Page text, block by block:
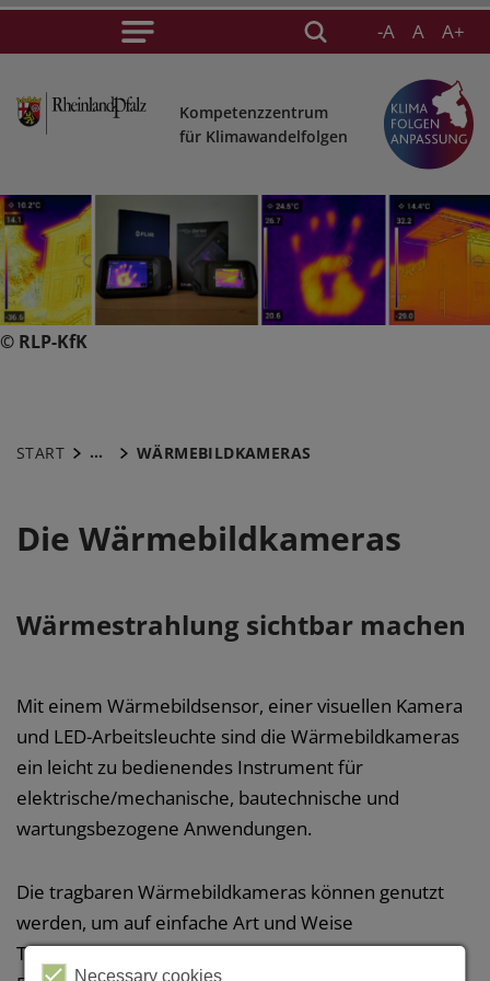
-A A A+
Kompetenzzentrum
für Klimawandelfolgen
© RLP-KfK
START ... WÄRMEBILDKAMERAS
Die Wärmebildkameras
Wärmestrahlung sichtbar machen
Mit einem Wärmebildsensor, einer visuellen Kamera
und LED-Arbeitsleuchte sind die Wärmebildkameras
ein leicht zu bedienendes Instrument für
elektrische/mechanische, bautechnische und
wartungsbezogene Anwendungen.
Die tragbaren Wärmebildkameras können genutzt
werden, um auf einfache Art und Weise
Temperaturunterschiede darzustellen oder
Necessary cookies